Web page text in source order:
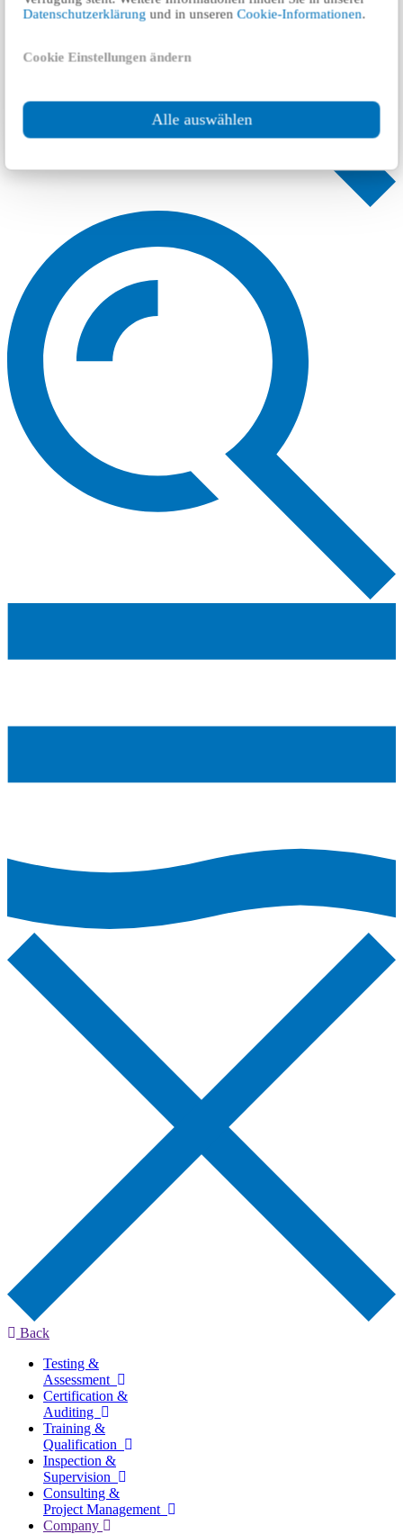
Datenschutzerklärung und in unserenCookie-Informationen.
Cookie Einstellungen ändern
Alle auswählen
Back
Testing &
Assessment
Certification &
Auditing
Training &
Qualification
Inspection &
Supervision
Consulting &
Project Management
Company